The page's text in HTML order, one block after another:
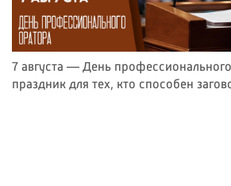
7 августа — День
праздник для тех, кто способен